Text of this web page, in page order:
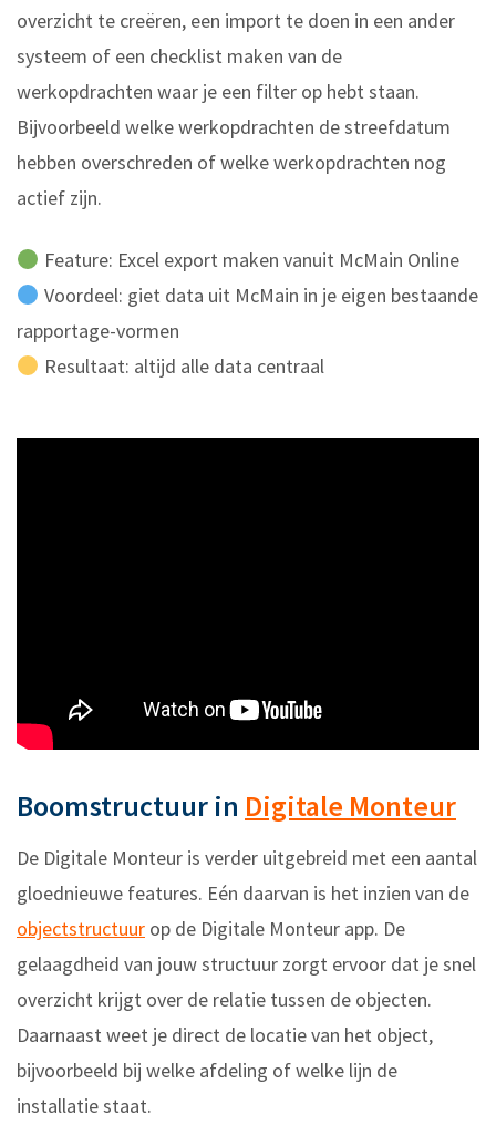
overzicht te creëren, een import te doen in een ander
systeem of een checklist maken van de
werkopdrachten waar je een filter op hebt staan.
Bijvoorbeeld welke werkopdrachten de streefdatum
hebben overschreden of welke werkopdrachten nog
actief zijn.
Feature: Excel export maken vanuit McMain Online
Voordeel: giet data uit McMain in je eigen bestaande
rapportage-vormen
Resultaat: altijd alle data centraal
Boomstructuur in Digitale Monteur
De Digitale Monteur is verder uitgebreid met een aantal
gloednieuwe features. Eén daarvan is het inzien van de
objectstructuur op de Digitale Monteur app. De
gelaagdheid van jouw structuur zorgt ervoor dat je snel
overzicht krijgt over de relatie tussen de objecten.
Daarnaast weet je direct de locatie van het object,
bijvoorbeeld bij welke afdeling of welke lijn de
installatie staat.